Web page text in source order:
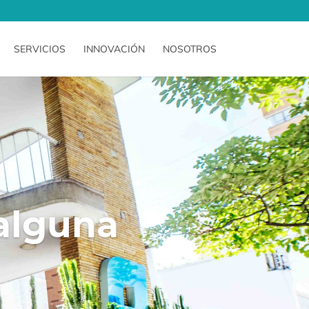
SERVICIOS INNOVACIÓN NOSOTROS